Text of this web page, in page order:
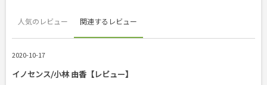
人気のレビュー 関連するレビュー
2020-10-17
イノセンス/小林 由香【レビュー】